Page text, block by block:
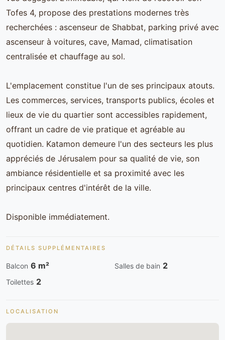
Tofes 4, propose des prestations modernes très
recherchées : ascenseur de Shabbat, parking privé avec
ascenseur à voitures, cave, Mamad, climatisation
centralisée et chauffage au sol.
L'emplacement constitue l'un de ses principaux atouts.
Les commerces, services, transports publics, écoles et
lieux de vie du quartier sont accessibles rapidement,
offrant un cadre de vie pratique et agréable au
quotidien. Katamon demeure l'un des secteurs les plus
appréciés de Jérusalem pour sa qualité de vie, son
ambiance résidentielle et sa proximité avec les
principaux centres d'intérêt de la ville.
Disponible immédiatement.
DÉTAILS SUPPLÉMENTAIRES
Balcon 6 m² Salles de bain 2
Toilettes 2
LOCALISATION